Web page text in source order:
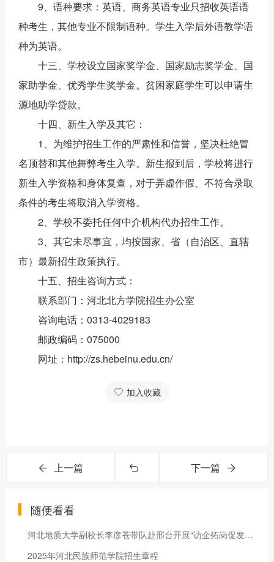
9、语种要求：英语、商务英语专业只招收英语语
种考生，其他专业不限制语种。学生入学后外语教学语
种为英语。
十三、学校设立国家奖学金、国家励志奖学金、国
家助学金、优秀学生奖学金。贫困家庭学生可以申请生
源地助学贷款。
十四、新生入学及其它：
1、为维护招生工作的严肃性和信誉，坚决杜绝冒
名顶替和其他舞弊考生入学。新生报到后，学校将进行
新生入学资格和身体复查，对于弄虚作假、不符合录取
条件的考生将取消入学资格。
2、学校不委托任何中介机构代办招生工作。
3、其它未尽事宜，均按国家、省（自治区、直辖
市）最新招生政策执行。
十五、招生咨询方式：
联系部门：河北北方学院招生办公室
咨询电话：0313-4029183
邮政编码：075000
网址：http://zs.hebeinu.edu.cn/
加入收藏
上一篇 下一篇
随便看看
河北地质大学副校长李彦苍带队赴邢台开展“访企拓岗促发展”活动
2025年河北民族师范学院招生章程